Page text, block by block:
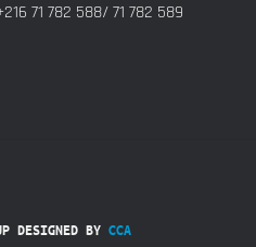
71 782 588/ 71 782 589
DESIGNED BYCCA